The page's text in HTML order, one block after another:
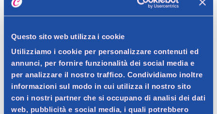
Questo sito web utilizza i cookie
Utilizziamo i cookie per personalizzare contenuti ed
annunci, per fornire funzionalità dei social media e
per analizzare il nostro traffico. Condividiamo inoltre
informazioni sul modo in cui utilizza il nostro sito
con i nostri partner che si occupano di analisi dei dati
web, pubblicità e social media, i quali potrebbero
Ritiro in negozio gratuito per i clienti registrati
Dettagli prodotto